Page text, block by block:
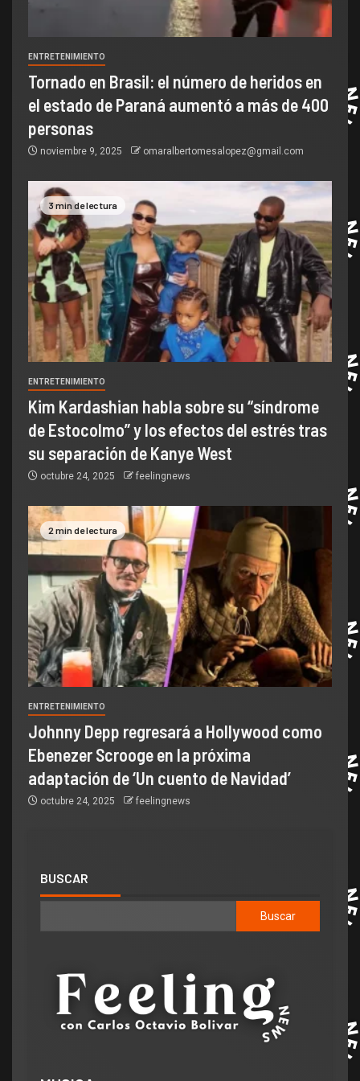
ENTRETENIMIENTO
Tornado en Brasil: el número de heridos en
el estado de Paraná aumentó a más de 400
personas
noviembre 9, 2025 omaralbertomesalopez@gmail.com
3 min de lectura
ENTRETENIMIENTO
Kim Kardashian habla sobre su “síndrome
de Estocolmo” y los efectos del estrés tras
su separación de Kanye West
octubre 24, 2025 feelingnews
2 min de lectura
ENTRETENIMIENTO
Johnny Depp regresará a Hollywood como
Ebenezer Scrooge en la próxima
adaptación de ‘Un cuento de Navidad’
octubre 24, 2025 feelingnews
BUSCAR
Buscar